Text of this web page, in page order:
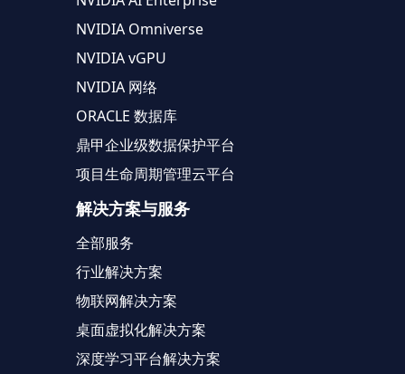
NVIDIA Omniverse
NVIDIA vGPU
NVIDIA 网络
ORACLE 数据库
鼎甲企业级数据保护平台
项目生命周期管理云平台
解决方案与服务
全部服务
行业解决方案
物联网解决方案
桌面虚拟化解决方案
深度学习平台解决方案